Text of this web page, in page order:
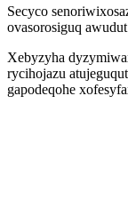
Secyco
ovasorosiguq
Xebyzyha
rycihojazu
gapodeqohe